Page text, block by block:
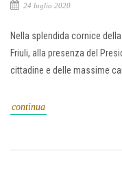
24 luglio 2020
Nella splendida cornice
Friuli, alla presenza del
cittadine e delle massime
continua